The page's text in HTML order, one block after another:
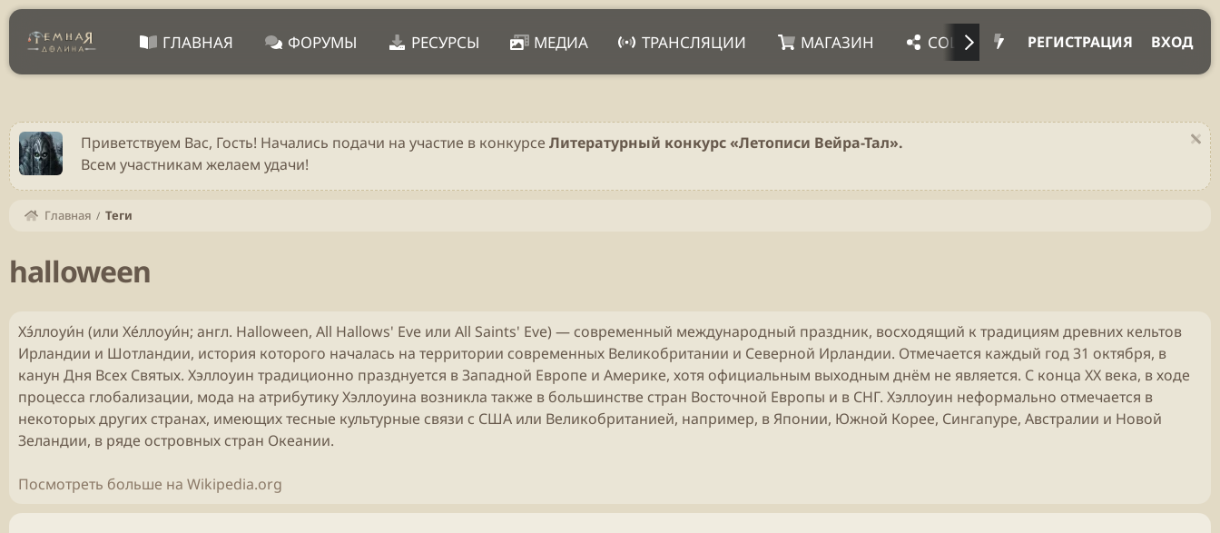
ГЛАВНАЯ ФОРУМЫ РЕСУРСЫ МЕДИА ТРАНСЛЯЦИИ МАГАЗИН СОЦ. СЕТИ ПРОЧЕЕ ВХОД
РЕГИСТРАЦИЯ
Приветствуем Вас, Гость! Начались подачи на участие в конкурсе Литературный конкурс «Летописи Вейра-Тал».
Всем участникам желаем удачи!
Главная Теги
halloween
Хэ́ллоуи́н (или Хе́ллоуи́н; англ. Halloween, All Hallows' Eve или All Saints' Eve) — современный международный праздник, восходящий к традициям древних кельтов
Ирландии и Шотландии, история которого началась на территории современных Великобритании и Северной Ирландии. Отмечается каждый год 31 октября, в
канун Дня Всех Святых. Хэллоуин традиционно празднуется в Западной Европе и Америке, хотя официальным выходным днём не является. С конца XX века, в ходе
процесса глобализации, мода на атрибутику Хэллоуина возникла также в большинстве стран Восточной Европы и в СНГ. Хэллоуин неформально отмечается в
некоторых других странах, имеющих тесные культурные связи с США или Великобританией, например, в Японии, Южной Корее, Сингапуре, Австралии и Новой
Зеландии, в ряде островных стран Океании.
Посмотреть больше на Wikipedia.org